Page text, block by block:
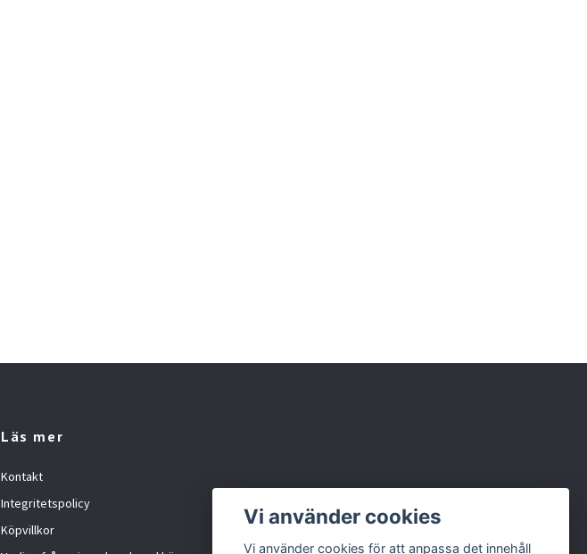
Läs mer
Kontakt
Integritetspolicy
Köpvillkor
Vi använder cookies
Vi använder cookies för att anpassa det innehåll